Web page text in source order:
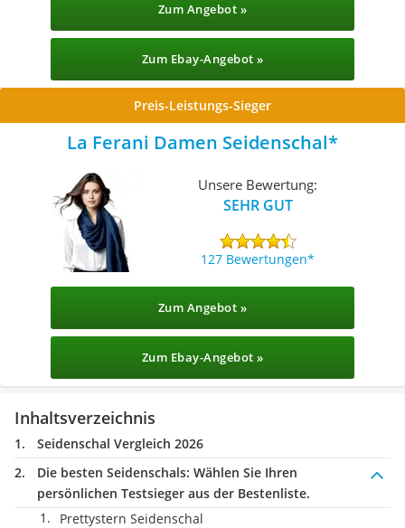
Zum Angebot »
Zum Ebay-Angebot »
Preis-Leistungs-Sieger
La Ferani Damen Seidenschal
Unsere Bewertung:
SEHR GUT
127 Bewertungen
Zum Angebot »
Zum Ebay-Angebot »
Inhaltsverzeichnis
Seidenschal Vergleich 2026
Die besten Seidenschals: Wählen Sie Ihren
persönlichen Testsieger aus der Bestenliste.
Prettystern Seidenschal